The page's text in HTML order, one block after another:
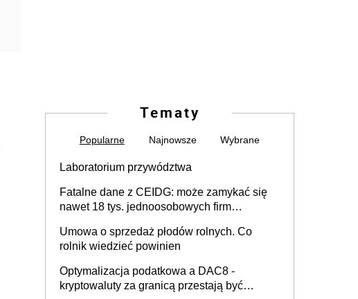
Tematy
Popularne Najnowsze Wybrane
Laboratorium przywództwa
Fatalne dane z CEIDG: może zamykać się
nawet 18 tys. jednoosobowych firm
Umowa o sprzedaż płodów rolnych. Co
rolnik wiedzieć powinien
Optymalizacja podatkowa a DAC8 -
kryptowaluty za granicą przestają być